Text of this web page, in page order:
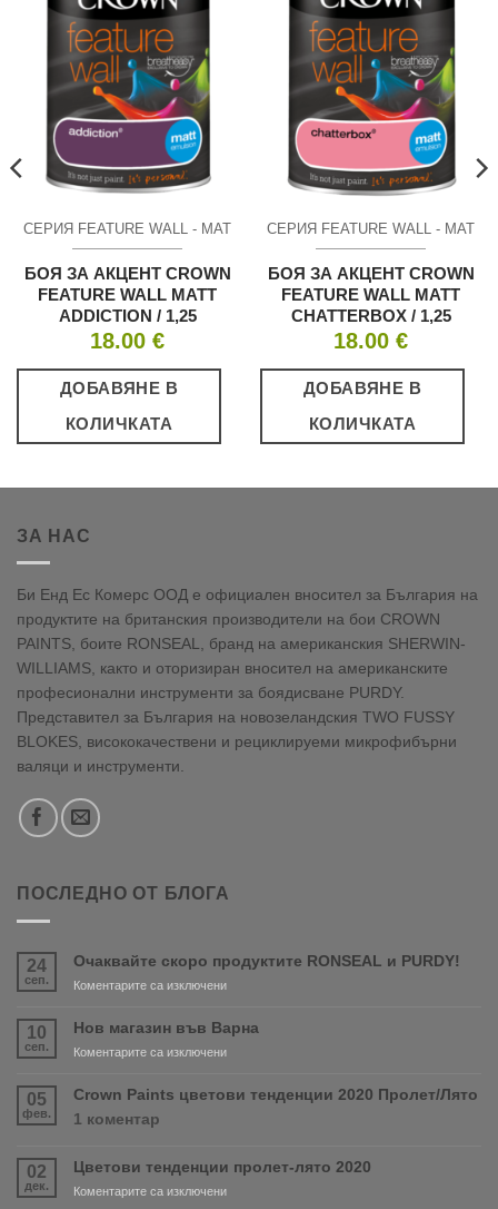
СЕРИЯ FEATURE WALL - МАТ
БОЯ ЗА АКЦЕНТ CROWN
FEATURE WALL MATT
ADDICTION / 1,25
18.00 €
ДОБАВЯНЕ В
КОЛИЧКАТА
СЕРИЯ FEATURE WALL - МАТ
БОЯ ЗА АКЦЕНТ CROWN
FEATURE WALL MATT
CHATTERBOX / 1,25
18.00 €
ДОБАВЯНЕ В
КОЛИЧКАТА
ЗА НАС
Би Енд Ес Комерс ООД е официален вносител за България на
продуктите на британския производители на бои CROWN
PAINTS, боите RONSEAL, бранд на американския SHERWIN-
WILLIAMS, както и оторизиран вносител на американските
професионални инструменти за боядисване PURDY.
Представител за България на новозеландския TWO FUSSY
BLOKES, висококачествени и рециклируеми микрофибърни
валяци и инструменти.
ПОСЛЕДНО ОТ БЛОГА
24
сеп.
Очаквайте скоро продуктите RONSEAL и PURDY!
Коментарите са изключениза
продуктите
RONSEAL
PURDY!
10
сеп.
Нов магазин във Варна
Коментарите са изключениза
05
фев.
Crown Paints цветови тенденции 2020 Пролет/Лято
1 коментар
цветови
тенденции
02
дек.
Цветови тенденции пролет-лято 2020
Коментарите са изключениза